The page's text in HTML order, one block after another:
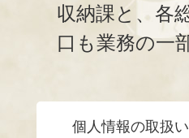
収納課と、 各
口も業務の一
個人情報の取扱